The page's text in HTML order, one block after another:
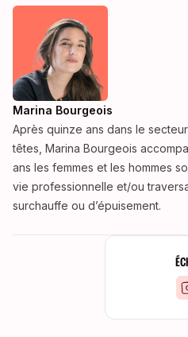
Marina Bourgeois
Après quinze ans dans le
têtes, Marina Bourgeois
ans les femmes et les hommes
vie professionnelle et/ou
surchauffe ou d’épuisement.